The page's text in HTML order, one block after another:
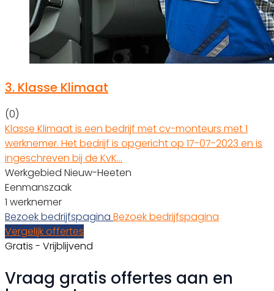
3. Klasse Klimaat
(0)
Klasse Klimaat is een bedrijf met cv-monteurs met 1
werknemer. Het bedrijf is opgericht op 17-07-2023 en is
ingeschreven bij de KvK…
Werkgebied Nieuw-Heeten
Eenmanszaak
1 werknemer
Bezoek bedrijfspagina Bezoek bedrijfspagina
Vergelijk offertes
Gratis - Vrijblijvend
Vraag gratis offertes aan en